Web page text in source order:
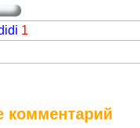
1
комментарий